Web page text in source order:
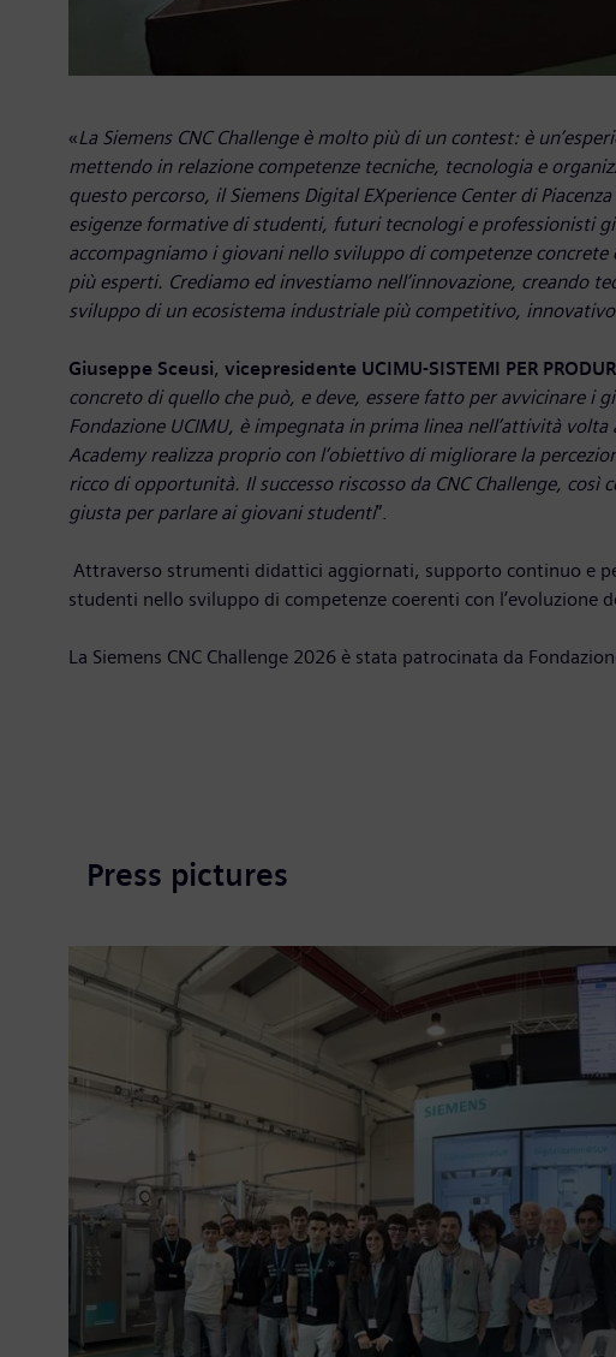
«La Siemens CNC Challenge è molto più di un contest: è
mettendo in relazione competenze tecniche, tecnologia e
questo percorso, il Siemens Digital EXperience Center di
esigenze formative di studenti, futuri tecnologi e professionisti
accompagniamo i giovani nello sviluppo di competenze
più esperti. Crediamo ed investiamo nell’innovazione, creando
sviluppo di un ecosistema industriale più competitivo,
Giuseppe Sceusi, vicepresidente UCIMU-SISTEMI PER
concreto di quello che può, e deve, essere fatto per avvicinare i
Fondazione UCIMU, è impegnata in prima linea nell’attività
Academy realizza proprio con l’obiettivo di migliorare la
ricco di opportunità. Il successo riscosso da CNC Challenge,
giusta per parlare ai giovani studenti”.
Attraverso strumenti didattici aggiornati, supporto continuo e
studenti nello sviluppo di competenze coerenti con l’evoluzione
La Siemens CNC Challenge 2026 è stata patrocinata da
Press pictures